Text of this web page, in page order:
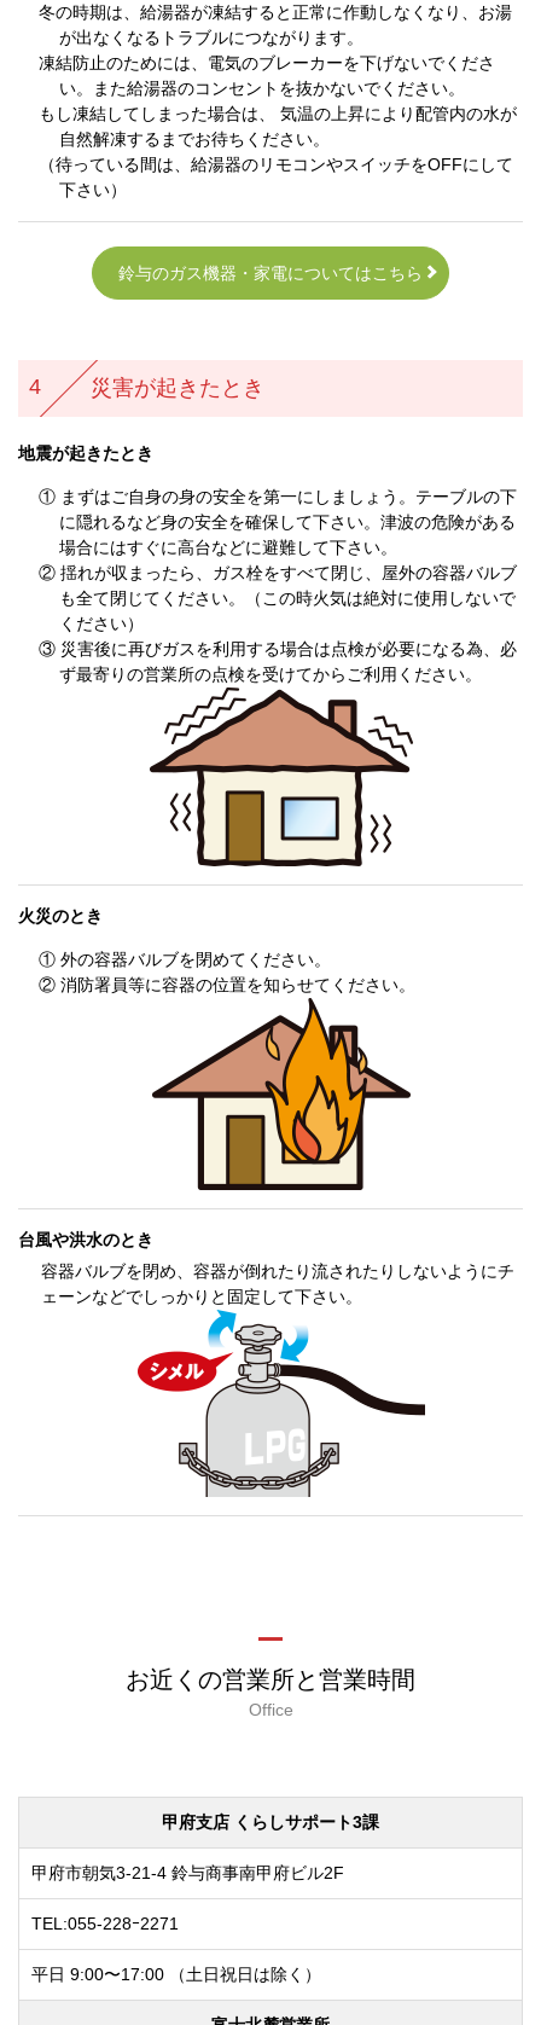
冬の時期は、給湯器が凍結すると正常に作動しなくなり、お湯
が出なくなるトラブルにつながります。
凍結防止のためには、電気のブレーカーを下げないでくださ
い。また給湯器のコンセントを抜かないでください。
もし凍結してしまった場合は、 気温の上昇により配管内の水が
自然解凍するまでお待ちください。
（待っている間は、給湯器のリモコンやスイッチをOFFにして
下さい）
鈴与のガス機器・家電についてはこちら
4 災害が起きたとき
地震が起きたとき
① まずはご自身の身の安全を第一にしましょう。テーブルの下
に隠れるなど身の安全を確保して下さい。津波の危険がある
場合にはすぐに高台などに避難して下さい。
② 揺れが収まったら、ガス栓をすべて閉じ、屋外の容器バルブ
も全て閉じてください。（この時火気は絶対に使用しないで
ください）
③ 災害後に再びガスを利用する場合は点検が必要になる為、必
ず最寄りの営業所の点検を受けてからご利用ください。
火災のとき
① 外の容器バルブを閉めてください。
② 消防署員等に容器の位置を知らせてください。
台風や洪水のとき
容器バルブを閉め、容器が倒れたり流されたりしないようにチ
ェーンなどでしっかりと固定して下さい。
お近くの営業所と営業時間
Office
甲府支店 くらしサポート3課
甲府市朝気3-21-4 鈴与商事南甲府ビル2F
TEL:055-228ｰ2271
平日 9:00〜17:00 （土日祝日は除く）